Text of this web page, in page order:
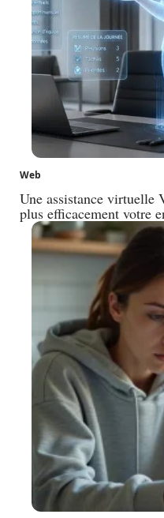
Web
Une assistance virtuelle
plus efficacement votre